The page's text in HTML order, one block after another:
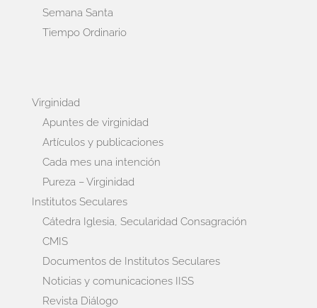
Semana Santa
Tiempo Ordinario
Virginidad
Apuntes de virginidad
Artículos y publicaciones
Cada mes una intención
Pureza – Virginidad
Institutos Seculares
Cátedra Iglesia, Secularidad Consagración
CMIS
Documentos de Institutos Seculares
Noticias y comunicaciones IISS
Revista Diálogo